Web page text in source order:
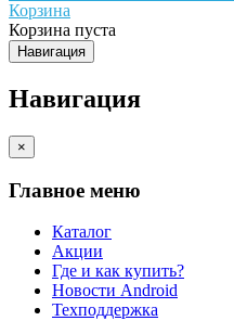
Корзина
Корзина пуста
Навигация
Навигация
×
Главное меню
Каталог
Акции
Где и как купить?
Новости Android
Техподдержка